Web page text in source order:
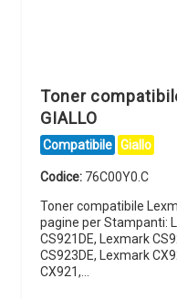
Toner
GIALLO
Compatibile Giallo
Codice: 76C00Y0.C
Toner compatibile
pagine per Stampanti:
CS921DE, Lexmark
CS923DE, Lexmark
CX921,…